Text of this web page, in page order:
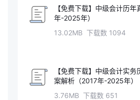
【免费下载】中级会计历
年-2025年）
13.02MB 下载数 1094
【免费下载】中级会计实
案解析（2017年-2025年）
3.76MB 下载数 651